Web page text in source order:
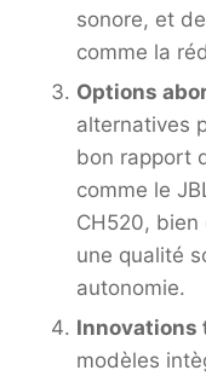
sonore, et
comme la
Options
alternatives
bon rapport
comme le
CH520, bien
une qualité
autonomie.
Innovations
modèles